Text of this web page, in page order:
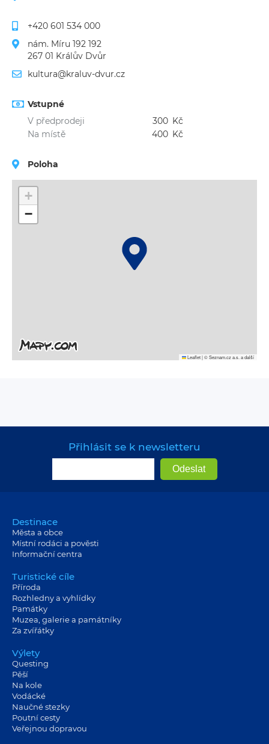
+420 601 534 000
nám. Míru 192 192
267 01 Králův Dvůr
kultura@kraluv-dvur.cz
Vstupné
V předprodeji
300 Kč
Na místě
400 Kč
Poloha
+
−
Leaflet|© Seznam.cz a.s. a další
Přihlásit se k newsletteru
Destinace
Města a obce
Místní rodáci a pověsti
Informační centra
Turistické cíle
Příroda
Rozhledny a vyhlídky
Památky
Muzea, galerie a památníky
Za zvířátky
Výlety
Questing
Pěší
Na kole
Vodácké
Naučné stezky
Poutní cesty
Veřejnou dopravou